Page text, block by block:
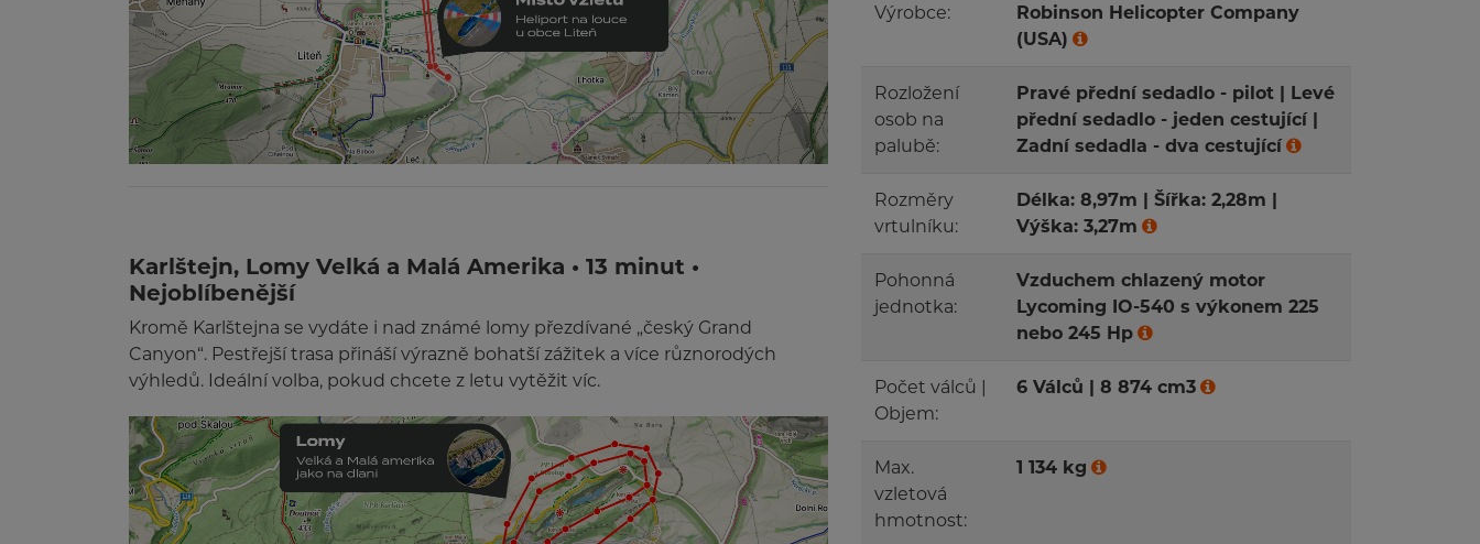
Karlštejn, Lomy Velká a Malá Amerika • 13 minut •
Nejoblíbenější
Kromě Karlštejna se vydáte i nad známé lomy přezdívané „český Grand
Canyon“. Pestřejší trasa přináší výrazně bohatší zážitek a více různorodých
výhledů. Ideální volba, pokud chcete z letu vytěžit víc.
Výrobce:
Robinson Helicopter Company
(USA)
Rozložení
osob na
palubě:
Pravé přední sedadlo - pilot | Levé
přední sedadlo - jeden cestující |
Zadní sedadla - dva cestující
Rozměry
vrtulníku:
Délka: 8,97m | Šířka: 2,28m |
Výška: 3,27m
Pohonná
jednotka:
Vzduchem chlazený motor
Lycoming IO-540 s výkonem 225
nebo 245 Hp
Počet válců |
Objem:
6 Válců | 8 874 cm3
Max.
vzletová
hmotnost:
1 134 kg